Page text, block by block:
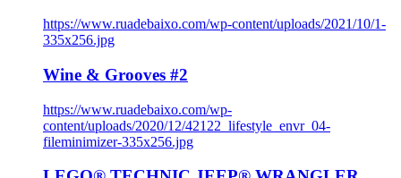
https://www.ruadebaixo.com/wp-content/uploads/2021/10/1-
335x256.jpg
Wine & Grooves #2
https://www.ruadebaixo.com/wp-
content/uploads/2020/12/42122_lifestyle_envr_04-
fileminimizer-335x256.jpg